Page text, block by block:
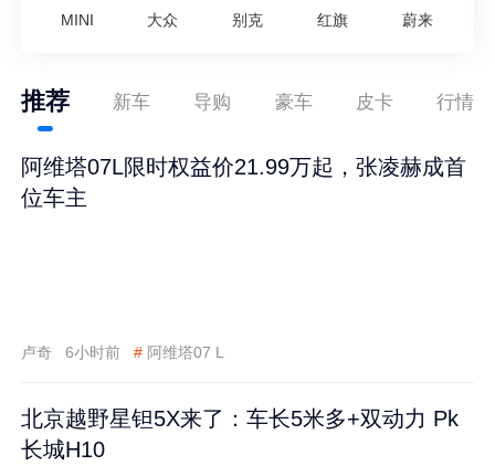
MINI 大众 别克 红旗 蔚来
推荐 新车 导购 豪车 皮卡 行情
阿维塔07L限时权益价21.99万起，张凌赫成首
位车主
卢奇 6小时前 # 阿维塔07 L
北京越野星钽5X来了：车长5米多+双动力 Pk
长城H10